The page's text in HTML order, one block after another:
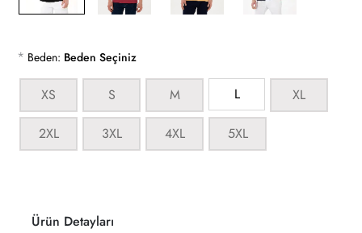
* Beden: Beden Seçiniz
XS S M L XL
2XL 3XL 4XL 5XL
Ürün Detayları